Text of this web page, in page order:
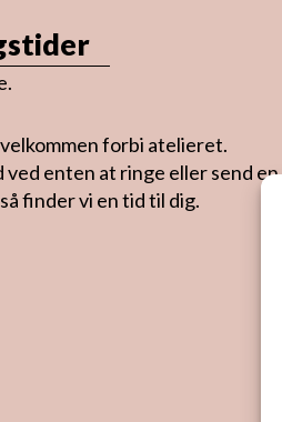
forbi atelieret.
ved enten at ringe eller send en
finder vi en tid til dig.